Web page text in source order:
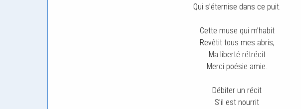
Qui s’éternise dans ce puit.
Cette muse qui m’habit
Revêtit tous mes abris,
Ma liberté rétrécit
Merci poésie amie.
Débiter un récit
S’il est nourrit